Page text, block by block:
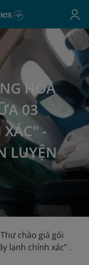
HÓA
03
-
LUYỆN
chào giá gói
lạnh chính xác” .